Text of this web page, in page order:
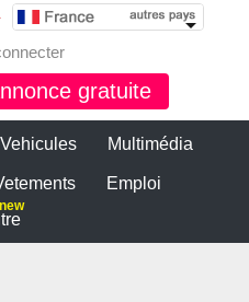
gratuite
Vehicules Multimédia
Emploi
new